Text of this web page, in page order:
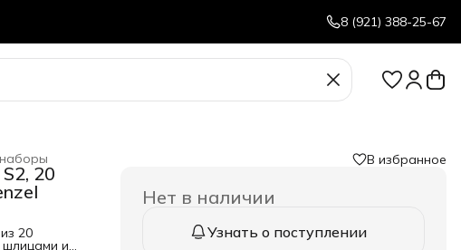
8 (921) 388-25-67
20
20
шлицами и
В избранное
Нет в наличии
Узнать о поступлении